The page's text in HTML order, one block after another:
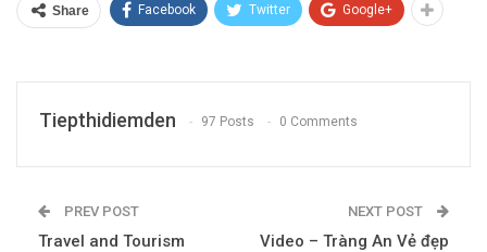
Share Facebook Twitter Google+
Tiepthidiemden 97 Posts 0 Comments
PREV POST
Travel and Tourism
NEXT POST
Video – Tràng An Vẻ đẹp